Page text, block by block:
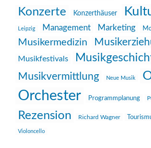
Konzerte Konzerthäuser
Leipzig Management Marketing
Musikermedizin
Musikfestivals
Musikvermittlung Neue Musik
Orchester Programmplanung
Rezension Richard Wagner
Violoncello